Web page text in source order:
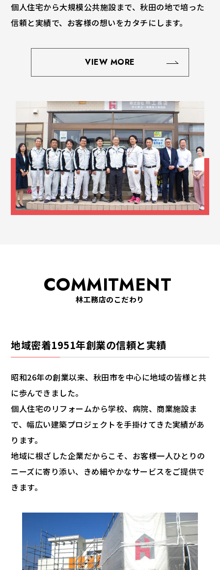
個人住宅から大規模公共施設まで、秋田の地で培った
信頼と実績で、お客様の想いをカタチにします。
VIEW MORE
COMMITMENT
林工務店のこだわり
地域密着1951年創業の信頼と実績
昭和26年の創業以来、秋田市を中心に地域の皆様と共
に歩んできました。
個人住宅のリフォームから学校、病院、商業施設ま
で、幅広い建築プロジェクトを手掛けてきた実績があ
ります。
地域に根ざした企業だからこそ、お客様一人ひとりの
ニーズに寄り添い、きめ細やかなサービスをご提供で
きます。